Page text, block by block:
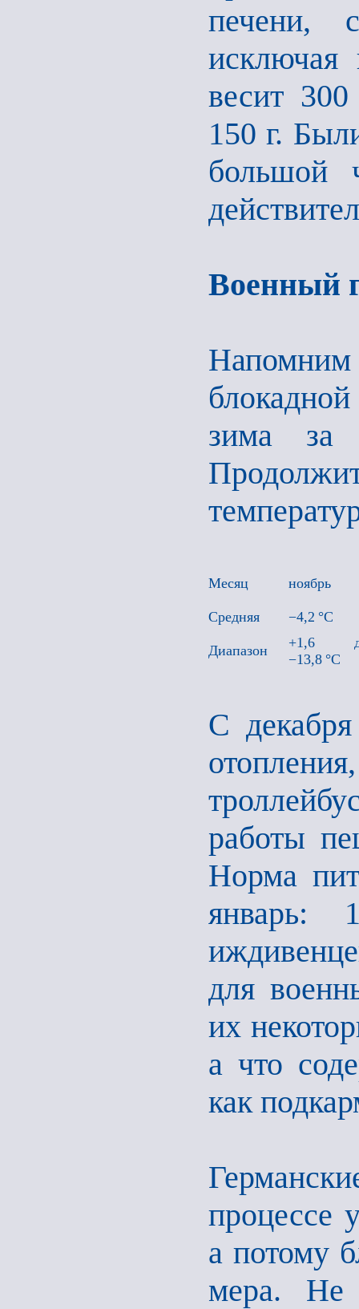
печени,
исключая
весит
150 г.
большой
Военный
зима за
Месяц ноябрь
Средняя −4,2 °C
Диапазон
+1,6
−13,8 °C
С
работы
Норма
январь:
для
их
а что
как
процессе
а потому
мера. Не